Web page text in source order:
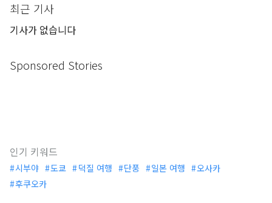
최근 기사
기사가 없습니다
Sponsored Stories
인기 키워드
시부야 도쿄 덕질 여행 단풍 일본 여행
오사카
후쿠오카